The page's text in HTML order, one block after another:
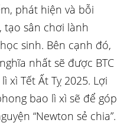
phát hiện và bỗi
tạo sân chơi lành
sinh. Bên cạnh đó,
nhất sẽ được BTC
xì Tết Ất Tỵ 2025. Lợi
bao lì xì sẽ để góp
“Newton sẻ chia”.